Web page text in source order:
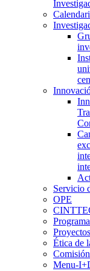
Servicio
OPE
Ética de
Menu-